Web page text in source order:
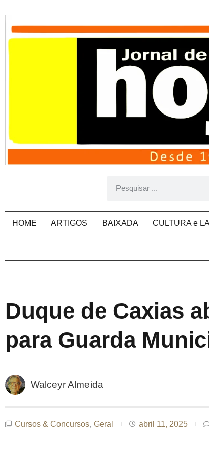
HOME ARTIGOS BAIXADA CULTURA e
Duque de Caxias
para Guarda
Walceyr Almeida
Cursos & Concursos, Geral abril 11, 2025